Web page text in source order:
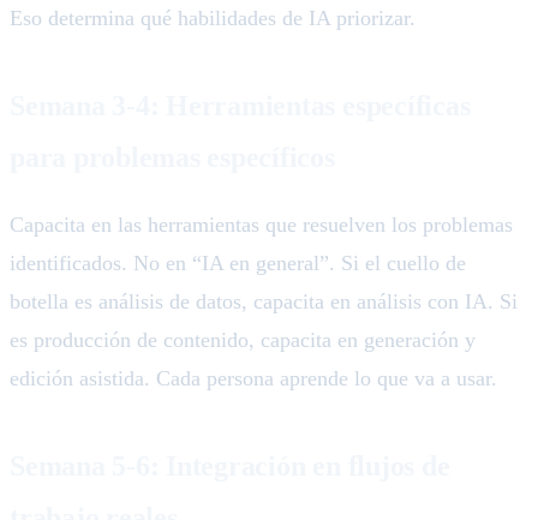
Eso determina qué habilidades de IA priorizar.
Capacita en las herramientas que resuelven los problemas
identificados. No en “IA en general”. Si el cuello de
botella es análisis de datos, capacita en análisis con IA. Si
es producción de contenido, capacita en generación y
edición asistida. Cada persona aprende lo que va a usar.